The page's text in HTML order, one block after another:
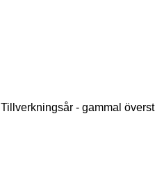
Tillverkningsår - gammal överst